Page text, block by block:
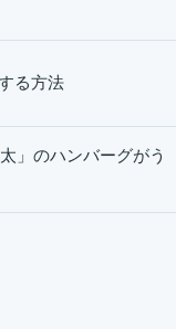
る方法
」のハンバーグがう